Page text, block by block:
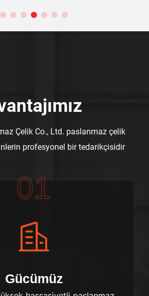
Çelik Co., Ltd. paslanmaz çelik
profesyonel bir tedarikçisidir
01
Gücümüz